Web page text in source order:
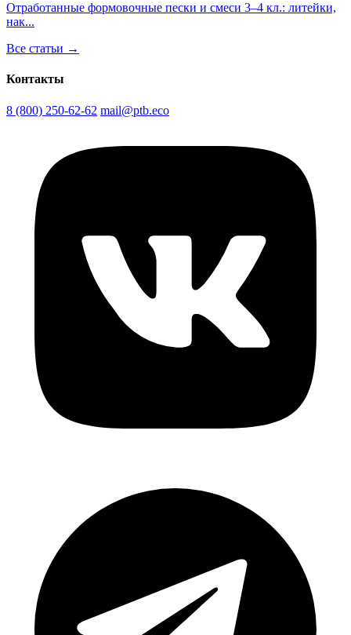
Отработанные формовочные пески и смеси 3–4 кл.: литейки,
нак...
Все статьи →
Контакты
8 (800) 250-62-62 mail@ptb.eco